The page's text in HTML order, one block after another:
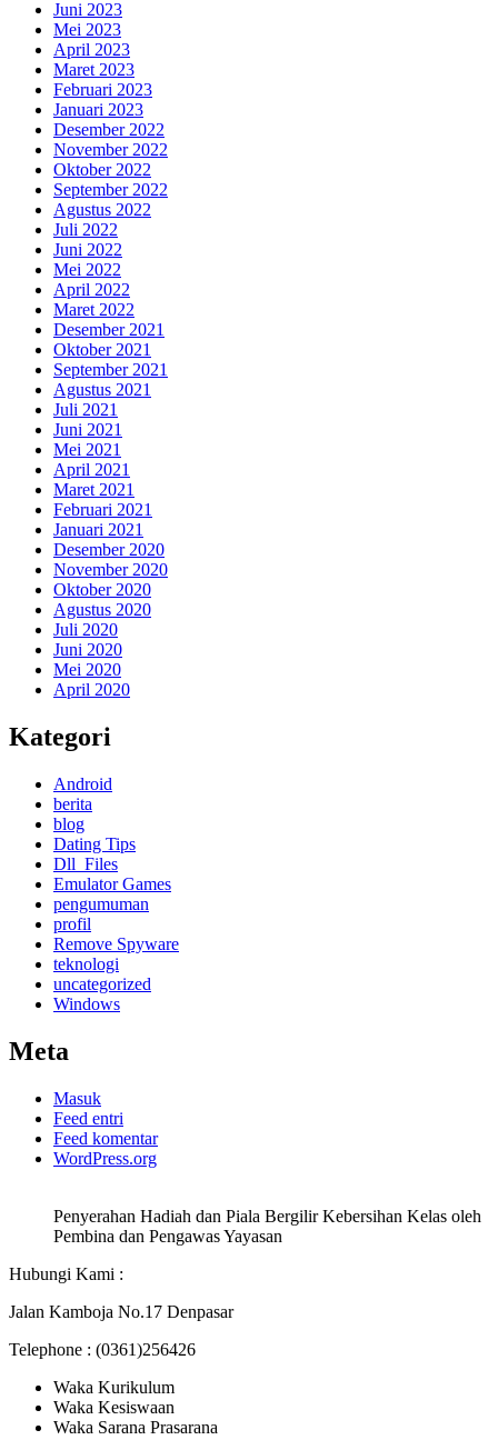
Juni 2023
Mei 2023
April 2023
Maret 2023
Februari 2023
Januari 2023
Desember 2022
November 2022
Oktober 2022
September 2022
Agustus 2022
Juli 2022
Juni 2022
Mei 2022
April 2022
Maret 2022
Desember 2021
Oktober 2021
September 2021
Agustus 2021
Juli 2021
Juni 2021
Mei 2021
April 2021
Maret 2021
Februari 2021
Januari 2021
Desember 2020
November 2020
Oktober 2020
Agustus 2020
Juli 2020
Juni 2020
Mei 2020
April 2020
Kategori
Android
berita
blog
Dating Tips
Dll_Files
Emulator Games
pengumuman
profil
Remove Spyware
teknologi
uncategorized
Windows
Meta
Masuk
Feed entri
Feed komentar
WordPress.org
Penyerahan Hadiah dan Piala Bergilir Kebersihan Kelas oleh
Pembina dan Pengawas Yayasan
Hubungi Kami :
Jalan Kamboja No.17 Denpasar
Telephone : (0361)256426
Waka Kurikulum
Waka Kesiswaan
Waka Sarana Prasarana